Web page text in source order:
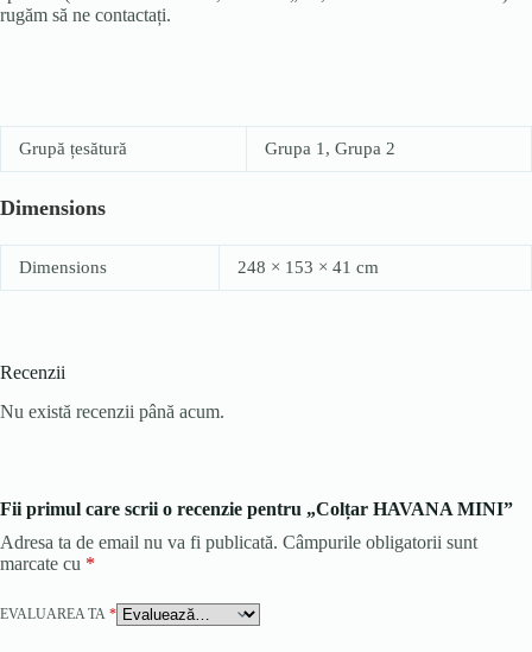
rugăm să ne contactați.
Grupă țesătură Grupa 1, Grupa 2
Dimensions
Dimensions 248 × 153 × 41 cm
Recenzii
Nu există recenzii până acum.
Fii primul care scrii o recenzie pentru „Colțar HAVANA MINI”
Adresa ta de email nu va fi publicată. Câmpurile obligatorii sunt
marcate cu *
EVALUAREA TA *